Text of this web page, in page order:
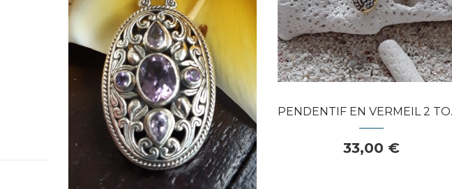
Dans mon panier
APERÇU RAPIDE
APERÇU RAPIDE
PENDENTIF EN VERMEIL 2 TONS ORNÉ D'UNE...
33,00 €